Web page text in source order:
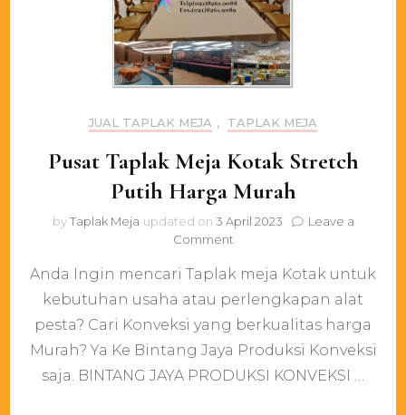
JUAL TAPLAK MEJA , TAPLAK MEJA
Pusat Taplak Meja Kotak Stretch
Putih Harga Murah
byTaplak Meja updated on 3 April 2023
Leave a
Commenton
Taplak
Meja
Stretch
Putih
Murah
Anda Ingin mencari Taplak meja Kotak untuk
kebutuhan usaha atau perlengkapan alat
pesta? Cari Konveksi yang berkualitas harga
Murah? Ya Ke Bintang Jaya Produksi Konveksi
saja. BINTANG JAYA PRODUKSI KONVEKSI …